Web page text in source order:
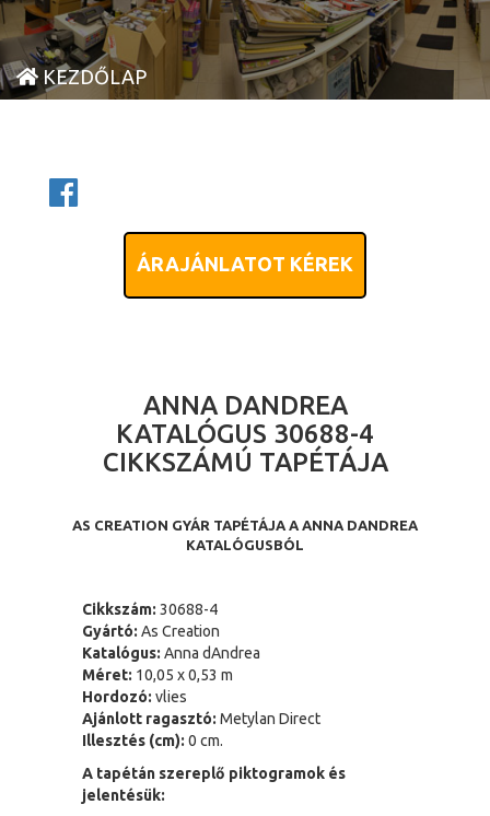
KEZDŐLAP
ÁRAJÁNLATOT KÉREK
ANNA DANDREA
KATALÓGUS 30688-4
CIKKSZÁMÚ TAPÉTÁJA
AS CREATION GYÁR TAPÉTÁJA A ANNA DANDREA
KATALÓGUSBÓL
Cikkszám: 30688-4
Gyártó: As Creation
Katalógus: Anna dAndrea
Méret: 10,05 x 0,53 m
Hordozó: vlies
Ajánlott ragasztó: Metylan Direct
Illesztés (cm): 0 cm.
A tapétán szereplő piktogramok és
jelentésük: